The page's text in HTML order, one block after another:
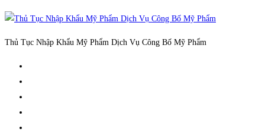
Thủ Tục Nhập Khẩu Mỹ Phẩm Dịch Vụ Công Bố Mỹ Phẩm